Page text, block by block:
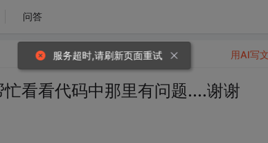
问答
看看代码中那里有问题....谢谢
用AI写
服务超时,请刷新页面重试